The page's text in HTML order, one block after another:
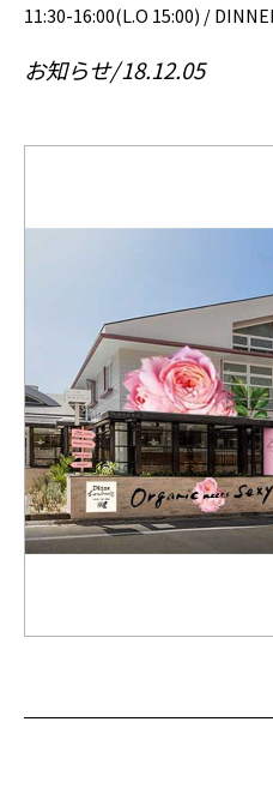
11:30-16:00(L.O 15:00) /
お知らせ 18.12.05